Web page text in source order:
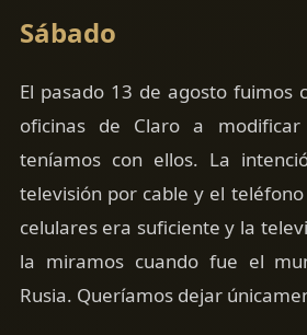
Sábado
El pasado 13 de agosto fuimos
oficinas de Claro a
teníamos con ellos. La
televisión por cable y el
celulares era suficiente y la
la miramos cuando fue el
Rusia. Queríamos dejar